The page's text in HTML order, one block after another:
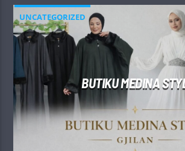
UNCATEGORIZED
BUTIKU MEDINA